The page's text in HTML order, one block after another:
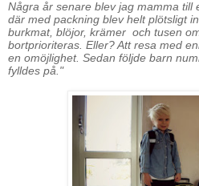
Några år senare blev jag mamma till
där med packning blev helt plötsligt
burkmat, blöjor, krämer och tusen
bortprioriteras. Eller? Att resa med
en omöjlighet. Sedan följde barn
fylldes på."